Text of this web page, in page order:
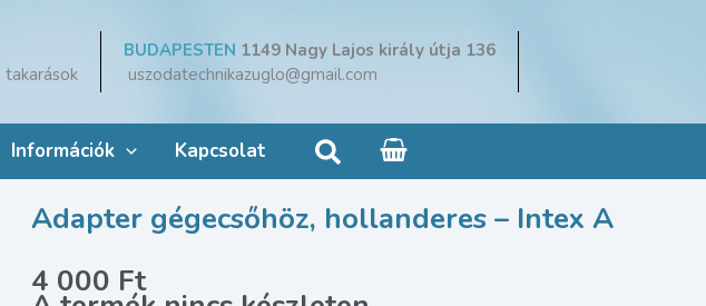
BUDAPESTEN 1149 Nagy Lajos király útja 136
uszodatechnikazuglo@gmail.com
Információk Kapcsolat Search
Adapter gégecsőhöz, hollanderes – Intex A
4 000 Ft